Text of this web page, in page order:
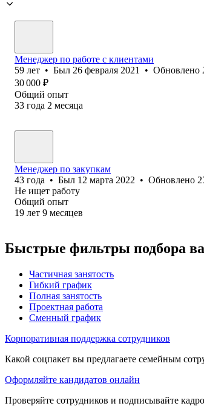
Менеджер по работе с клиентами
59 лет • Был 26 февраля 2021 • Обновлено
30 000 ₽
Общий опыт
33 года 2 месяца
Менеджер по закупкам
43 года • Был 12 марта 2022 • Обновлено
Не ищет работу
Общий опыт
19 лет 9 месяцев
Быстрые фильтры подбора
Частичная занятость
Гибкий график
Полная занятость
Проектная работа
Сменный график
Корпоративная поддержка сотрудников
Какой соцпакет вы предлагаете семейным
Оформляйте кандидатов онлайн
Проверяйте сотрудников и подписывайте